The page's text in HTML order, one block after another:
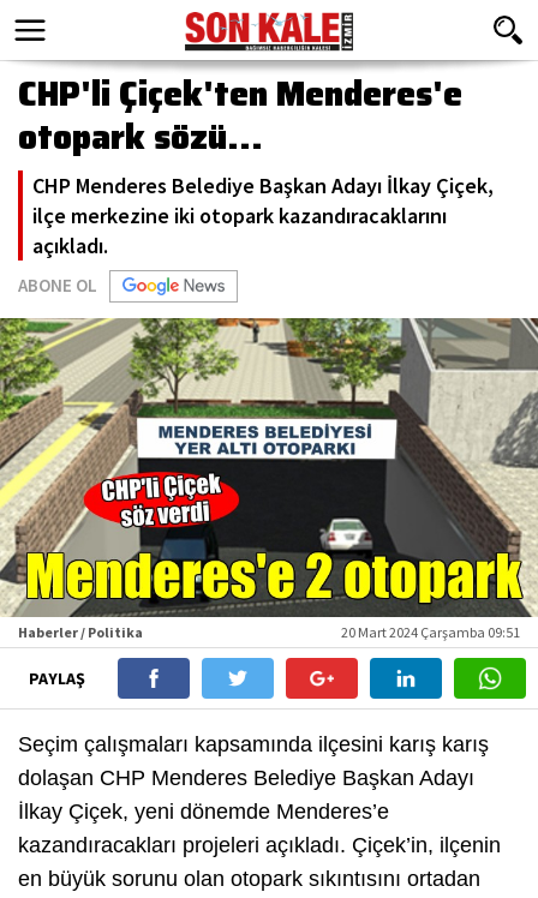
CHP'li Çiçek'ten Menderes'e
otopark sözü...
CHP Menderes Belediye Başkan Adayı İlkay Çiçek,
ilçe merkezine iki otopark kazandıracaklarını
açıkladı.
ABONE OL
Haberler / Politika 20 Mart 2024 Çarşamba 09:51
PAYLAŞ
Seçim çalışmaları kapsamında ilçesini karış karış
dolaşan CHP Menderes Belediye Başkan Adayı
İlkay Çiçek, yeni dönemde Menderes’e
kazandıracakları projeleri açıkladı. Çiçek’in, ilçenin
en büyük sorunu olan otopark sıkıntısını ortadan